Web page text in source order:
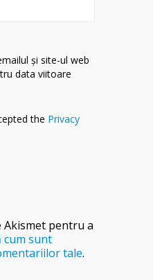
și site-ul web
data viitoare
the Privacy
Akismet pentru a
cum sunt
tale.